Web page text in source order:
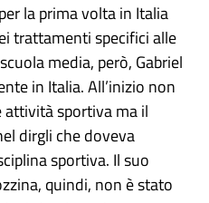
la prima volta in Italia
trattamenti specifici alle
media, però, Gabriel
in Italia. All’inizio non
sportiva ma il
dirgli che doveva
sportiva. Il suo
quindi, non è stato